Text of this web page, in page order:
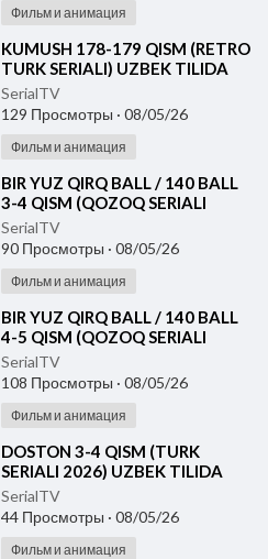
Фильм и анимация
⁣KUMUSH 178-179 QISM (RETRO
TURK SERIALI) UZBEK TILIDA
SerialTV
129 Просмотры · 08/05/26
Фильм и анимация
⁣⁣BIR YUZ QIRQ BALL / 140 BALL
3-4 QISM (QOZOQ SERIALI
2026) UZBEK TILIDA
SerialTV
90 Просмотры · 08/05/26
Фильм и анимация
⁣⁣BIR YUZ QIRQ BALL / 140 BALL
4-5 QISM (QOZOQ SERIALI
2026) UZBEK TILIDA
SerialTV
108 Просмотры · 08/05/26
Фильм и анимация
⁣DOSTON 3-4 QISM (TURK
SERIALI 2026) UZBEK TILIDA
SerialTV
44 Просмотры · 08/05/26
Фильм и анимация